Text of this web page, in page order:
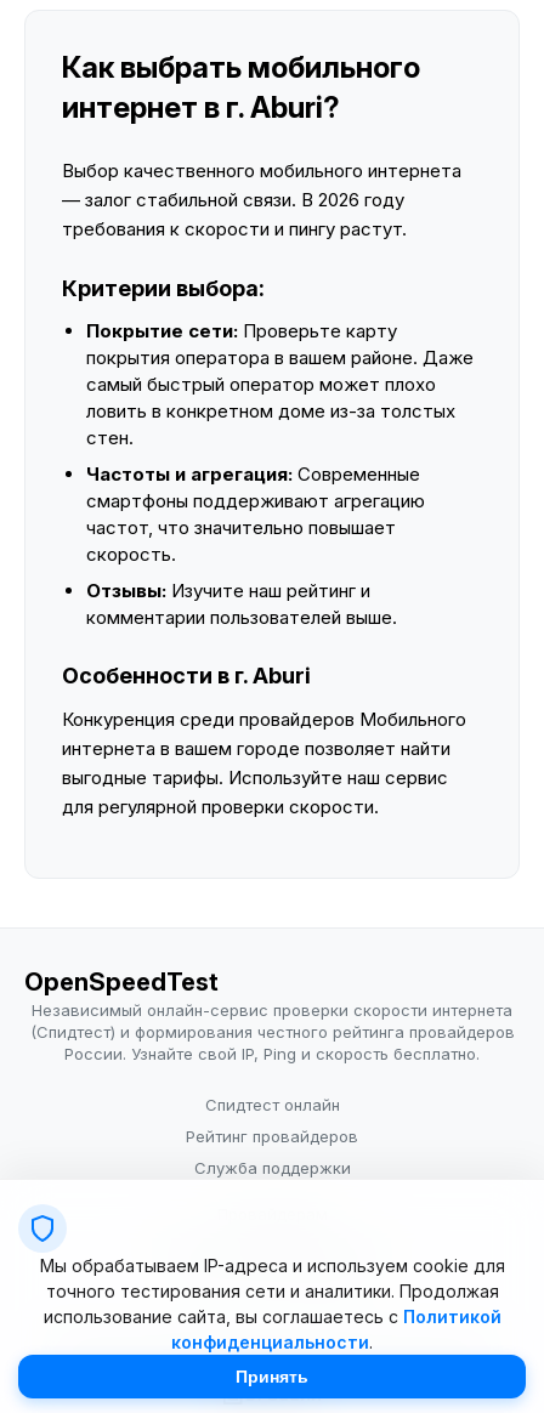
Как выбрать мобильного
интернет в г. Aburi?
Выбор качественного мобильного интернета
— залог стабильной связи. В 2026 году
требования к скорости и пингу растут.
Критерии выбора:
Покрытие сети: Проверьте карту
покрытия оператора в вашем районе. Даже
самый быстрый оператор может плохо
ловить в конкретном доме из-за толстых
стен.
Частоты и агрегация: Современные
смартфоны поддерживают агрегацию
частот, что значительно повышает
скорость.
Отзывы: Изучите наш рейтинг и
комментарии пользователей выше.
Особенности в г. Aburi
Конкуренция среди провайдеров Мобильного
интернета в вашем городе позволяет найти
выгодные тарифы. Используйте наш сервис
для регулярной проверки скорости.
OpenSpeedTest
Независимый онлайн-сервис проверки скорости интернета
(Спидтест) и формирования честного рейтинга провайдеров
России. Узнайте свой IP, Ping и скорость бесплатно.
Спидтест онлайн
Рейтинг провайдеров
Служба поддержки
Условия использования
© 2025–2026 OpenSpeedTest (ИП Долматова В.В.). Все права
Мы обрабатываем IP-адреса и используем cookie для
точного тестирования сети и аналитики. Продолжая
использование сайта, вы соглашаетесь с Политикой
конфиденциальности.
Принять